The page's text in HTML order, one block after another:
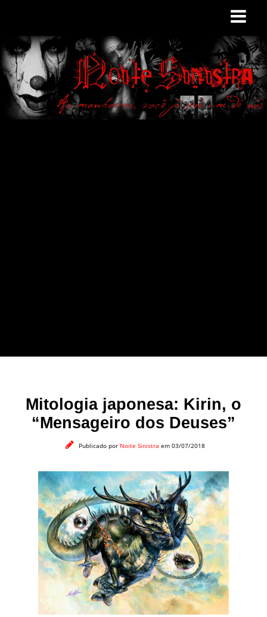
Mitologia japonesa: Kirin, o
“Mensageiro dos Deuses”
Publicado por Noite Sinistra em 03/07/2018